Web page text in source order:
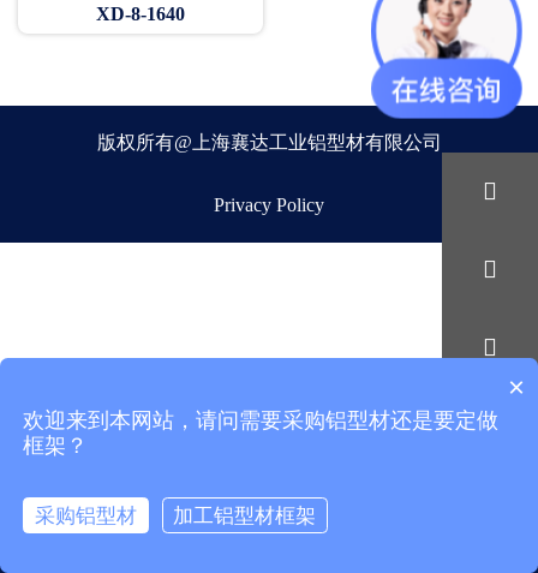
XD-8-1640
版权所有@上海襄达工业铝型材有限公司
Privacy Policy
 




×
欢迎来到本网站，请问需要采购铝型材还是要定做
框架？
采购铝型材 加工铝型材框架